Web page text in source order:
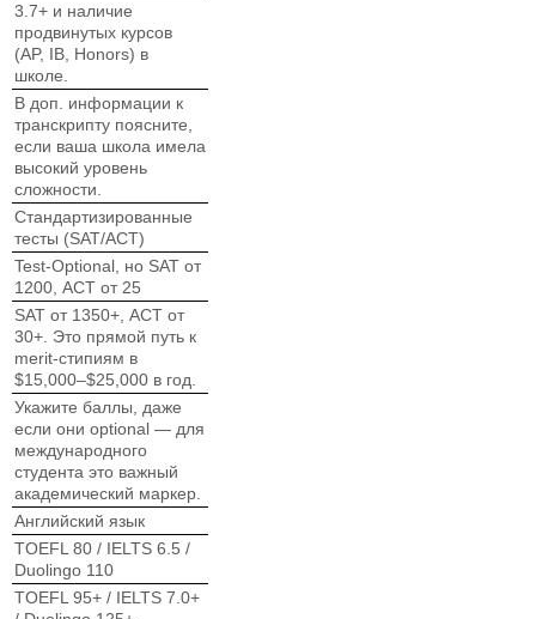
3.7+ и наличие
продвинутых курсов
(AP, IB, Honors) в
школе.
В доп. информации к
транскрипту поясните,
если ваша школа имела
высокий уровень
сложности.
Стандартизированные
тесты (SAT/ACT)
Test-Optional, но SAT от
1200, ACT от 25
SAT от 1350+, ACT от
30+. Это прямой путь к
merit-стипиям в
$15,000–$25,000 в год.
Укажите баллы, даже
если они optional — для
международного
студента это важный
академический маркер.
Английский язык
TOEFL 80 / IELTS 6.5 /
Duolingo 110
TOEFL 95+ / IELTS 7.0+